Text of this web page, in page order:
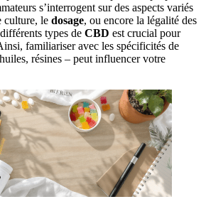
s’interrogent sur des aspects variés
culture, le dosage, ou encore la légalité des
types de CBD est crucial pour
familiariser avec les spécificités de
résines – peut influencer votre